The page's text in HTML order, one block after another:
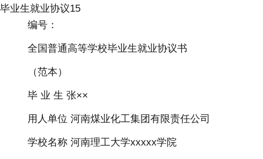
毕业生就业协议15
编号：
全国普通高等学校毕业生就业协议书
（范本）
毕 业 生 张××
用人单位 河南煤业化工集团有限责任公司
学校名称 河南理工大学xxxxx学院